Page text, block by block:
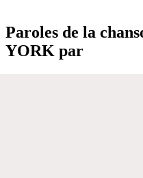
Paroles de la
YORK par